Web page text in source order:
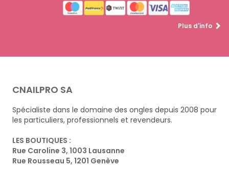
Plus d'info
CNAILPRO SA
Spécialiste dans le domaine des ongles depuis 2008 pour
les particuliers, professionnels et revendeurs.
LES BOUTIQUES :
Rue Caroline 3, 1003 Lausanne
Rue Rousseau 5, 1201 Genève